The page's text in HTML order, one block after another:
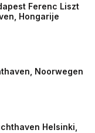
Ferenc Liszt
Hongarije
Noorwegen
Helsinki,